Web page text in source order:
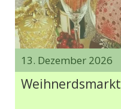
13. Dezember 2026
Weihnerdsmarkt